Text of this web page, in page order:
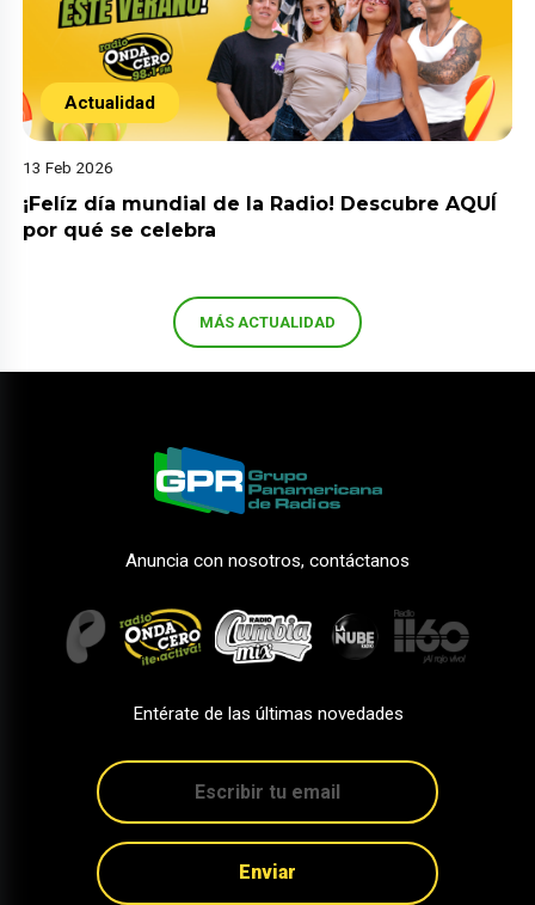
Actualidad
13 Feb 2026
¡Felíz día mundial de la Radio! Descubre AQUÍ
por qué se celebra
MÁS ACTUALIDAD
Anuncia con nosotros, contáctanos
Entérate de las últimas novedades
Enviar